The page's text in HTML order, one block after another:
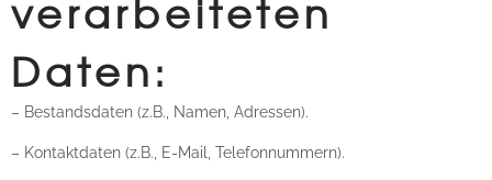
verarbeiteten
Daten:
– Bestandsdaten (z.B., Namen, Adressen).
– Kontaktdaten (z.B., E-Mail, Telefonnummern).